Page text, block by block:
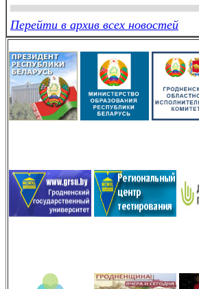
Перейти в архив всех новостей